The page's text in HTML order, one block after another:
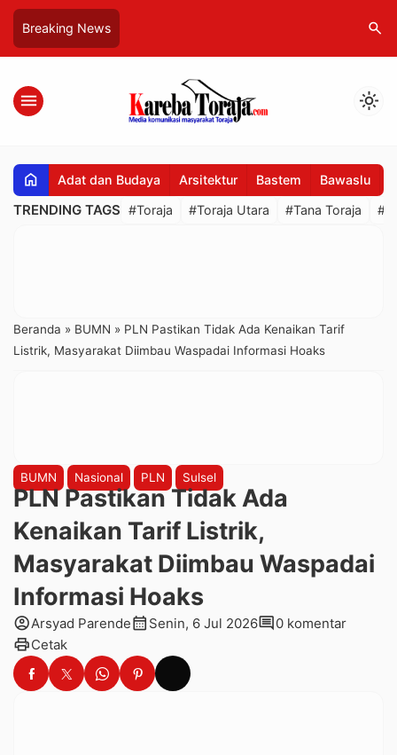
Breaking News search
menu light_mode
home Adat dan Budaya Arsitektur Bastem Bawaslu
TRENDING TAGS #Toraja #Toraja Utara #Tana Toraja
Beranda » BUMN » PLN Pastikan Tidak Ada Kenaikan Tarif
Listrik, Masyarakat Diimbau Waspadai Informasi Hoaks
BUMN Nasional PLN Sulsel
PLN Pastikan Tidak Ada
Kenaikan Tarif Listrik,
Masyarakat Diimbau Waspadai
Informasi Hoaks
account_circleArsyad Parendecalendar_month Senin, 6 Jul 2026comment0 komentar
printCetak